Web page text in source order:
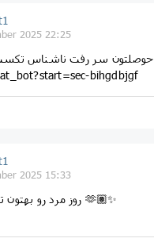
2025 22:25
bihgdbjgf
2025 15:33
روز مرد رو بهتون تبریک میگم خوشگلا 🫶🏽✨️